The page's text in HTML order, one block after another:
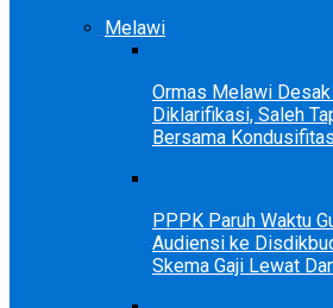
Melawi
Ormas Melawi
Diklarifikasi, Saleh
Bersama
PPPK Paruh Waktu
Audiensi ke
Skema Gaji Lewat